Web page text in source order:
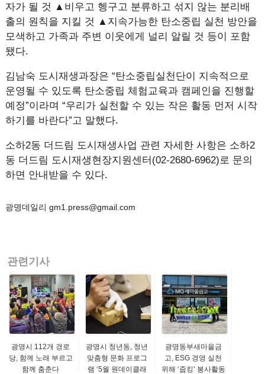
자가 될 것 ▲비우고 헹구고 분류하고 섞지 않는 분리배
출의 원칙을 지킬 것 ▲지속가능한 탄소중립 실천 방안을
모색하고 가족과 주변 이웃에게 널리 알릴 것 등이 포함
됐다.
김남숙 도시재생과장은 “탄소중립실천단이 지속적으로
운영될 수 있도록 탄소중립 체험교육과 캠페인을 진행할
예정”이라며 “우리가 실천할 수 있는 작은 활동 먼저 시작
하기를 바란다”고 말했다.
소하2동 더드림 도시재생사업 관련 자세한 사항은 소하2
동 더드림 도시재생현장지원센터(02-2680-6962)로 문의
하면 안내받을 수 있다.
광명데일리 gm1.press@gmail.com
관련기사
광명시 112개 경로
당, 함께 노래 부르고
함께 춤춘다
광명시 청년동, 청년
맞춤형 문화 프로그
램 ‘5월 원데이클래
광명동부새마을금
고, ESG 경영 실천
위해 ‘줍킹’ 봉사활동